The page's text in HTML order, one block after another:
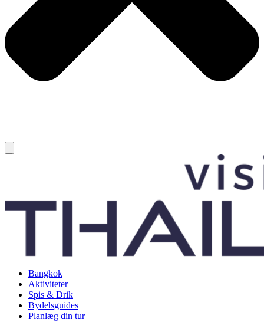
Bangkok
Aktiviteter
Spis & Drik
Bydelsguides
Planlæg din tur